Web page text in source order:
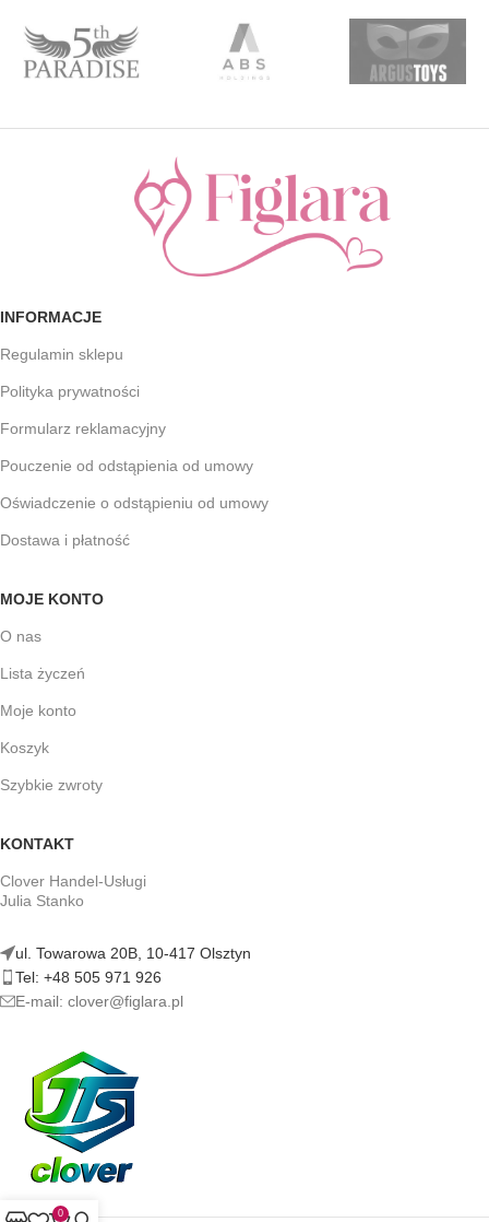
INFORMACJE
Regulamin sklepu
Polityka prywatności
Formularz reklamacyjny
Pouczenie od odstąpienia od umowy
Oświadczenie o odstąpieniu od umowy
Dostawa i płatność
MOJE KONTO
O nas
Lista życzeń
Moje konto
Koszyk
Szybkie zwroty
KONTAKT
Clover Handel-Usługi
Julia Stanko
ul. Towarowa 20B, 10-417 Olsztyn
Tel: +48 505 971 926
E-mail: clover@figlara.pl
0